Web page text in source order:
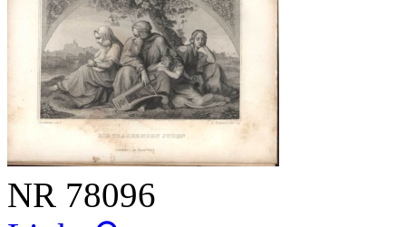
NR 78096